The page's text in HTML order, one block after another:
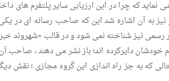
که چرا در این ارزیابی سایر پلتفرم های
به آن اشاره شد این که صاحب رسانه ای در یکی
رسمی نیز شناخته نمی شود و در قالب «شهروند
خودشان دایرکرده اند؛ باز نشر می دهند ،
که به جز راه اندازی این گروه مجازی ؛ نقش